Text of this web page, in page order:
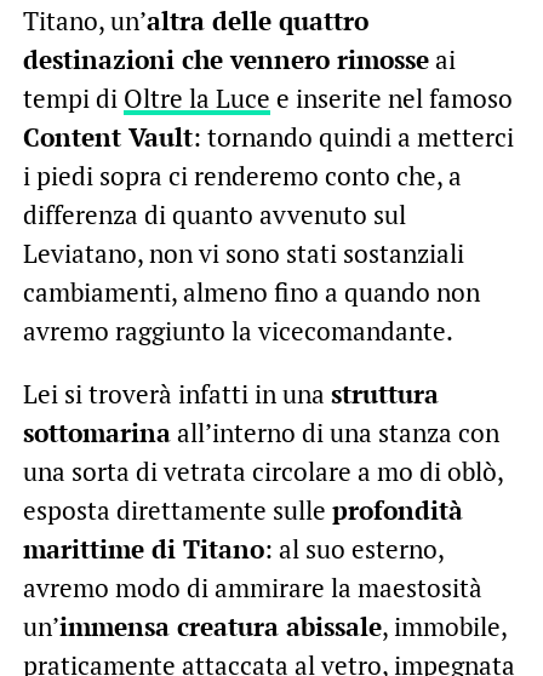
Titano, un’altra delle quattro
destinazioni che vennero rimosseai
tempi di Oltre la Luce e inserite nel famoso
Content Vault: tornando quindi a metterci
i piedi sopra ci renderemo conto che, a
differenza di quanto avvenuto sul
Leviatano, non vi sono stati sostanziali
cambiamenti, almeno fino a quando non
avremo raggiunto la vicecomandante.
Lei si troverà infatti in una struttura
sottomarinaall’interno di una stanza con
una sorta di vetrata circolare a mo di oblò,
esposta direttamente sulle profondità
marittime di Titano: al suo esterno,
avremo modo di ammirare la maestosità
un’immensa creatura abissale, immobile,
praticamente attaccata al vetro, impegnata